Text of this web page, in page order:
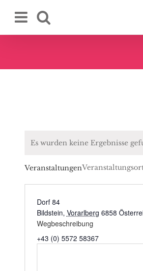
Inhalt
Es wurden keine Ergebnisse
Veranstaltungen
Dorf 84
Bildstein, Vorarlberg 6858
Wegbeschreibung
+43 (0) 5572 58367